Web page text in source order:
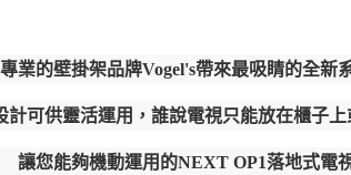
業的壁掛架品牌Vogel's帶來最吸睛的全新
計可供靈活運用，誰說電視只能放在櫃子上
讓您能夠機動運用的NEXT OP1落地式電